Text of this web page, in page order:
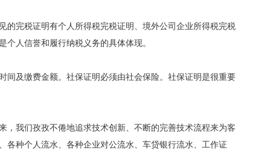
的完税证明有个人所得税完税证明、境外公司企业所得税完税
人信誉和履行纳税义务的具体体现。
及缴费金额。社保证明必须由社会保险。社保证明是很重要
，我们孜孜不倦地追求技术创新、不断的完善技术流程来为客
各种个人流水、各种企业对公流水、车贷银行流水、工作证